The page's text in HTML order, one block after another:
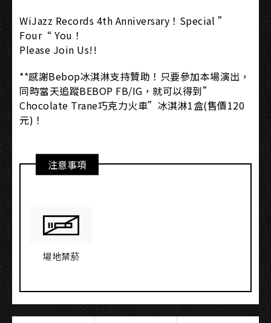
WiJazz Records 4th Anniversary！Special ”
Four“ You！
Please Join Us!!
**感謝Bebop冰淇淋支持贊助！只要參加本場演出，
同時當天追蹤BEBOP FB/IG，就可以得到”
Chocolate Trane巧克力火車”冰淇淋1盒(售價120
元)！
注意事項
場地禁菸